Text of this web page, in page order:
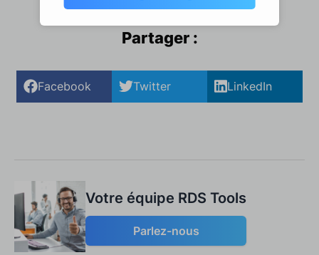
Partager :
Facebook Twitter LinkedIn
Votre équipe RDS Tools
Parlez-nous